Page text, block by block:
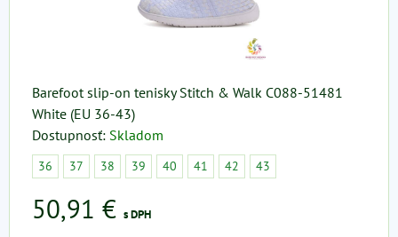
Barefoot slip-on tenisky Stitch & Walk C088-51481
White (EU 36-43)
Dostupnosť: Skladom
36 37 38 39 40 41 42 43
50,91 € s DPH